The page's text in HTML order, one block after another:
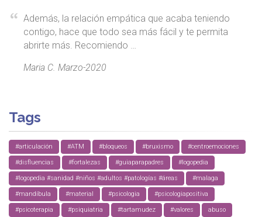
Además, la relación empática que acaba teniendo
contigo, hace que todo sea más fácil y te permita
abrirte más. Recomiendo …
Maria C. Marzo-2020
Tags
#articulación #ATM #bloqueos #bruxismo #centroemociones
#disfluencias #fortalezas #guiaparapadres #logopedia
#logopedia #sanidad #niños #adultos #patologías #áreas #malaga
#mandíbula #material #psicologia #psicologiapositiva
#psicoterapia #psiquiatria #tartamudez #valores abuso